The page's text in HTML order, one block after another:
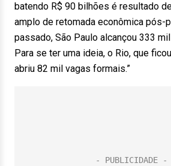
batendo R$ 90 bilhões é resultado
amplo de retomada econômica pós-
passado, São Paulo alcançou 333
Para se ter uma ideia, o Rio, que
abriu 82 mil vagas formais.”